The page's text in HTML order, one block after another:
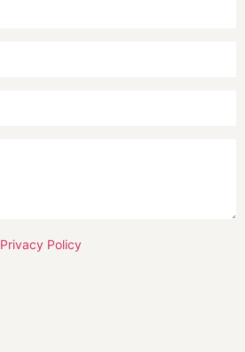
Privacy Policy